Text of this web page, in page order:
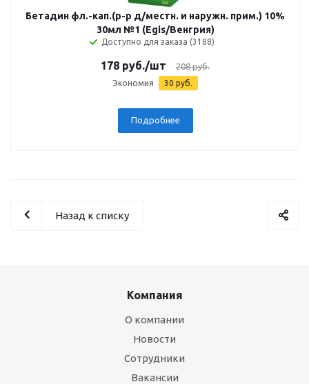
Бетадин фл.-кап.(р-р д/местн. и наружн. прим.) 10%
30мл №1 (Egis/Венгрия)
Доступно для заказа (3188)
178 руб./шт 208руб.
Экономия 30 руб.
Подробнее
Назад к списку
Компания
О компании
Новости
Сотрудники
Вакансии